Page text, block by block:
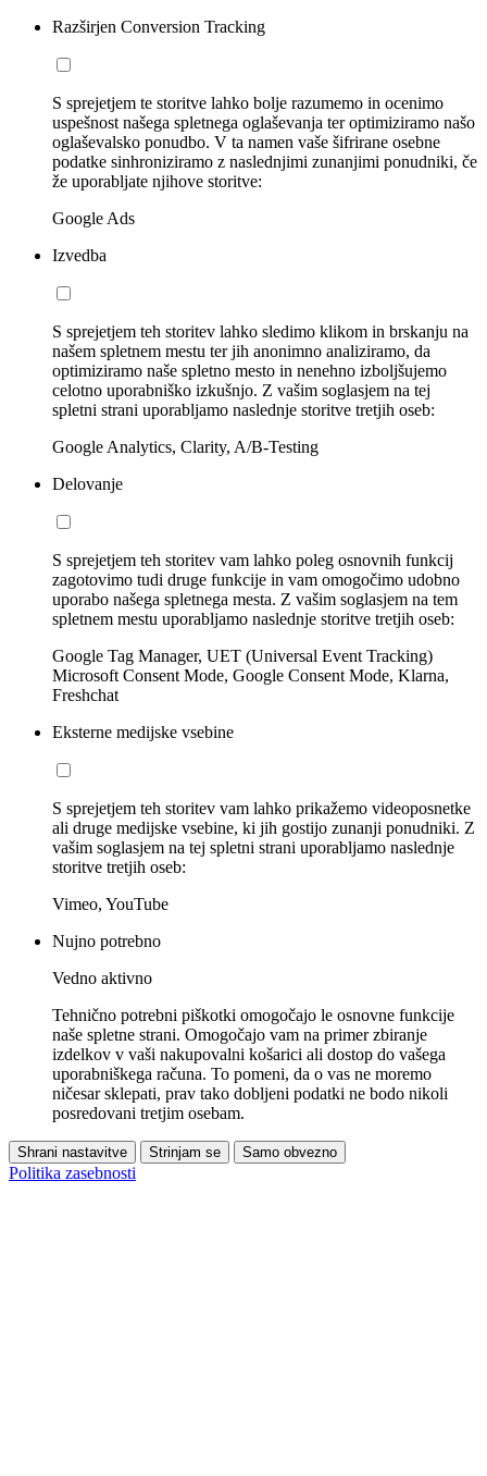
Razširjen Conversion Tracking
S sprejetjem te storitve lahko bolje razumemo in ocenimo
uspešnost našega spletnega oglaševanja ter optimiziramo našo
oglaševalsko ponudbo. V ta namen vaše šifrirane osebne
podatke sinhroniziramo z naslednjimi zunanjimi ponudniki, če
že uporabljate njihove storitve:
Google Ads
Izvedba
S sprejetjem teh storitev lahko sledimo klikom in brskanju na
našem spletnem mestu ter jih anonimno analiziramo, da
optimiziramo naše spletno mesto in nenehno izboljšujemo
celotno uporabniško izkušnjo. Z vašim soglasjem na tej
spletni strani uporabljamo naslednje storitve tretjih oseb:
Google Analytics, Clarity, A/B-Testing
Delovanje
S sprejetjem teh storitev vam lahko poleg osnovnih funkcij
zagotovimo tudi druge funkcije in vam omogočimo udobno
uporabo našega spletnega mesta. Z vašim soglasjem na tem
spletnem mestu uporabljamo naslednje storitve tretjih oseb:
Google Tag Manager, UET (Universal Event Tracking)
Microsoft Consent Mode, Google Consent Mode, Klarna,
Freshchat
Eksterne medijske vsebine
S sprejetjem teh storitev vam lahko prikažemo videoposnetke
ali druge medijske vsebine, ki jih gostijo zunanji ponudniki. Z
vašim soglasjem na tej spletni strani uporabljamo naslednje
storitve tretjih oseb:
Vimeo, YouTube
Nujno potrebno
Vedno aktivno
Tehnično potrebni piškotki omogočajo le osnovne funkcije
naše spletne strani. Omogočajo vam na primer zbiranje
izdelkov v vaši nakupovalni košarici ali dostop do vašega
uporabniškega računa. To pomeni, da o vas ne moremo
ničesar sklepati, prav tako dobljeni podatki ne bodo nikoli
posredovani tretjim osebam.
Shrani nastavitve Strinjam se Samo obvezno
Politika zasebnosti